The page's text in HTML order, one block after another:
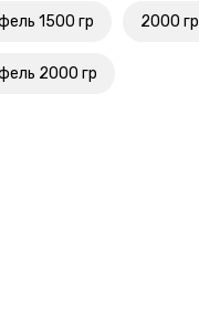
1500 гр 2000 гр
2000 гр